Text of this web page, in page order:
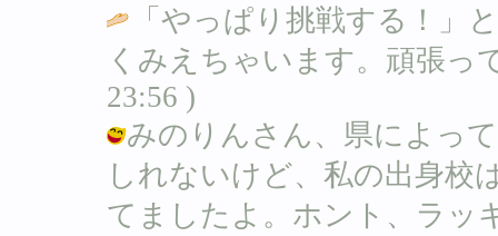
「やっぱり挑戦する！」
くみえちゃいます。頑張っ
23:56 )
みのりんさん、県によっ
しれないけど、私の出身校
てましたよ。ホント、ラッ